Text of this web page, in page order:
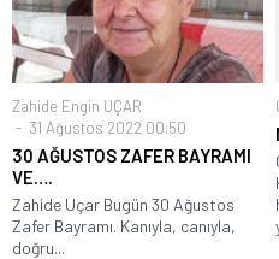
Zahide Engin UÇAR
31 Ağustos 2022 00:50
30 AĞUSTOS ZAFER BAYRAMI
VE….
Zahide Uçar Bugün 30 Ağustos
Zafer Bayramı. Kanıyla, canıyla,
doğru...